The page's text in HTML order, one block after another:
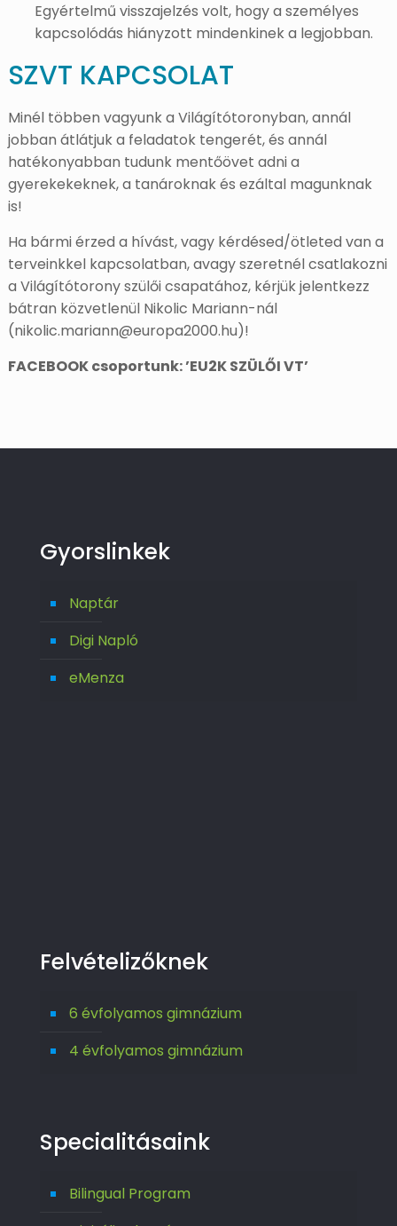
Egyértelmű visszajelzés volt, hogy a személyes
kapcsolódás hiányzott mindenkinek a legjobban.
SZVT KAPCSOLAT
Minél többen vagyunk a Világítótoronyban, annál
jobban átlátjuk a feladatok tengerét, és annál
hatékonyabban tudunk mentőövet adni a
gyerekekeknek, a tanároknak és ezáltal magunknak
is!
Ha bármi érzed a hívást, vagy kérdésed/ötleted van a
terveinkkel kapcsolatban, avagy szeretnél csatlakozni
a Világítótorony szülői csapatához, kérjük jelentkezz
bátran közvetlenül Nikolic Mariann-nál
(nikolic.mariann@europa2000.hu)!
FACEBOOK csoportunk: ’EU2K SZÜLŐI VT’
Gyorslinkek
Naptár
Digi Napló
eMenza
Felvételizőknek
6 évfolyamos gimnázium
4 évfolyamos gimnázium
Specialitásaink
Bilingual Program